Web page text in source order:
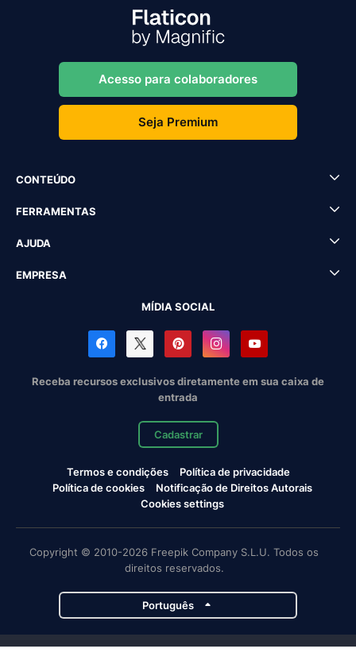
Acesso para colaboradores
Seja Premium
CONTEÚDO
FERRAMENTAS
AJUDA
EMPRESA
MÍDIA SOCIAL
Receba recursos exclusivos diretamente em sua caixa de
entrada
Cadastrar
Termos e condições
Política de privacidade
Política de cookies
Notificação de Direitos Autorais
Cookies settings
Copyright © 2010-2026 Freepik Company S.L.U. Todos os
direitos reservados.
Português